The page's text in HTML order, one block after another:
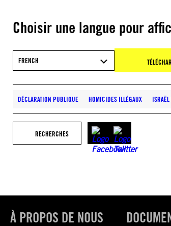
Choisir une langue pour
FRENCH
DÉCLARATION PUBLIQUE HOMICIDES ILLÉGAUX
RECHERCHES
À PROPOS DE NOUS